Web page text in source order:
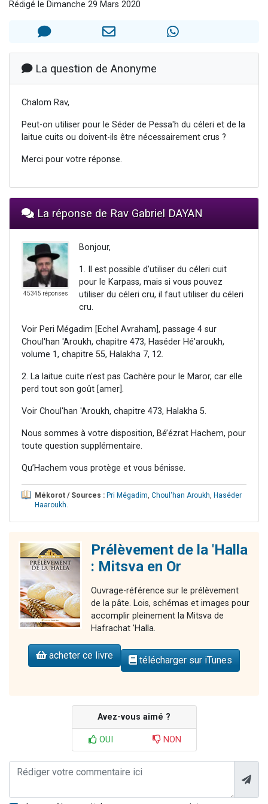
30 personnes viennent de faire un don pour Sauvez la jambe de Yohan
12 nouvelles musiques dans Torah-Box Music
29 personnes viennent de demander une bénédiction
Rédigé le Dimanche 29 Mars 2020
La question de Anonyme
Chalom Rav,
Peut-on utiliser pour le Séder de Pessa'h du céleri et de la
laitue cuits ou doivent-ils être nécessairement crus ?
Merci pour votre réponse.
La réponse de Rav Gabriel DAYAN
45345 réponses
Bonjour,
1. Il est possible d'utiliser du céleri cuit
pour le Karpass, mais si vous pouvez
utiliser du céleri cru, il faut utiliser du céleri
cru.
Voir Peri Mégadim [Echel Avraham], passage 4 sur
Choul'han 'Aroukh, chapitre 473, Haséder Hé'aroukh,
volume 1, chapitre 55, Halakha 7, 12.
2. La laitue cuite n'est pas Cachère pour le Maror, car elle
perd tout son goût [amer].
Voir Choul'han 'Aroukh, chapitre 473, Halakha 5.
Nous sommes à votre disposition, Bé’ézrat Hachem, pour
toute question supplémentaire.
Qu’Hachem vous protège et vous bénisse.
Mékorot / Sources : Pri Mégadim, Choul'han Aroukh, Haséder
Haaroukh.
Prélèvement de la 'Halla
: Mitsva en Or
Ouvrage-référence sur le prélèvement
de la pâte. Lois, schémas et images pour
accomplir pleinement la Mitsva de
Hafrachat 'Halla.
acheter ce livre télécharger sur iTunes
Avez-vous aimé ?
OUI NON